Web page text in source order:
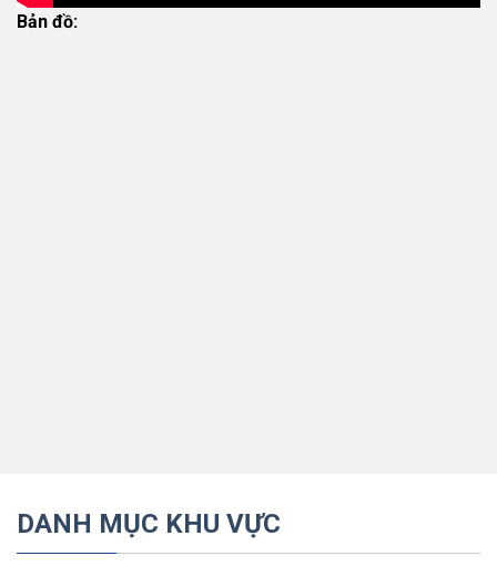
Bản đồ:
DANH MỤC KHU VỰC